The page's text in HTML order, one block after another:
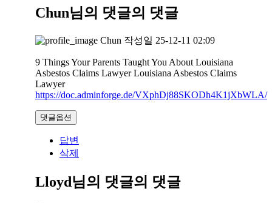
Chun님의 댓글의 댓글
Chun 작성일 25-12-11 02:09
9 Things Your Parents Taught You About Louisiana
Asbestos Claims Lawyer Louisiana Asbestos Claims
Lawyer
https://doc.adminforge.de/VXphDj88SKODh4K1jXbWLA/
댓글옵션
답변
삭제
Lloyd님의 댓글의 댓글